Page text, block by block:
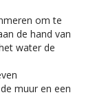
om te
de hand van
water de
muur en een